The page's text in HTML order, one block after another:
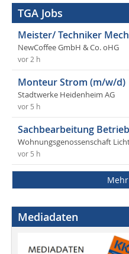
TGA Jobs
Meister/ Techniker
NewCoffee GmbH & Co. oHG
vor 2 h
Monteur Strom (m/w/d)
Stadtwerke Heidenheim AG
vor 5 h
Sachbearbeitung
Wohnungsgenossenschaft
vor 5 h
Mediadaten